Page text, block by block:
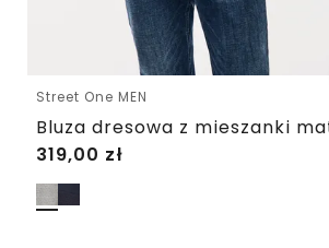
Street One MEN
319,00 zł